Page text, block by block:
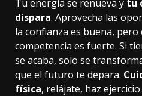
Tu energía se renueva y tu
dispara. Aprovecha las
la confianza es buena,
competencia es fuerte. Si
se acaba, solo se
que el futuro te depara.
física, relájate, haz